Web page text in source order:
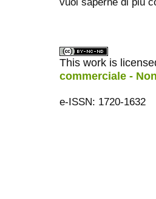
This work is
commerciale -
e-ISSN: 1720-1632